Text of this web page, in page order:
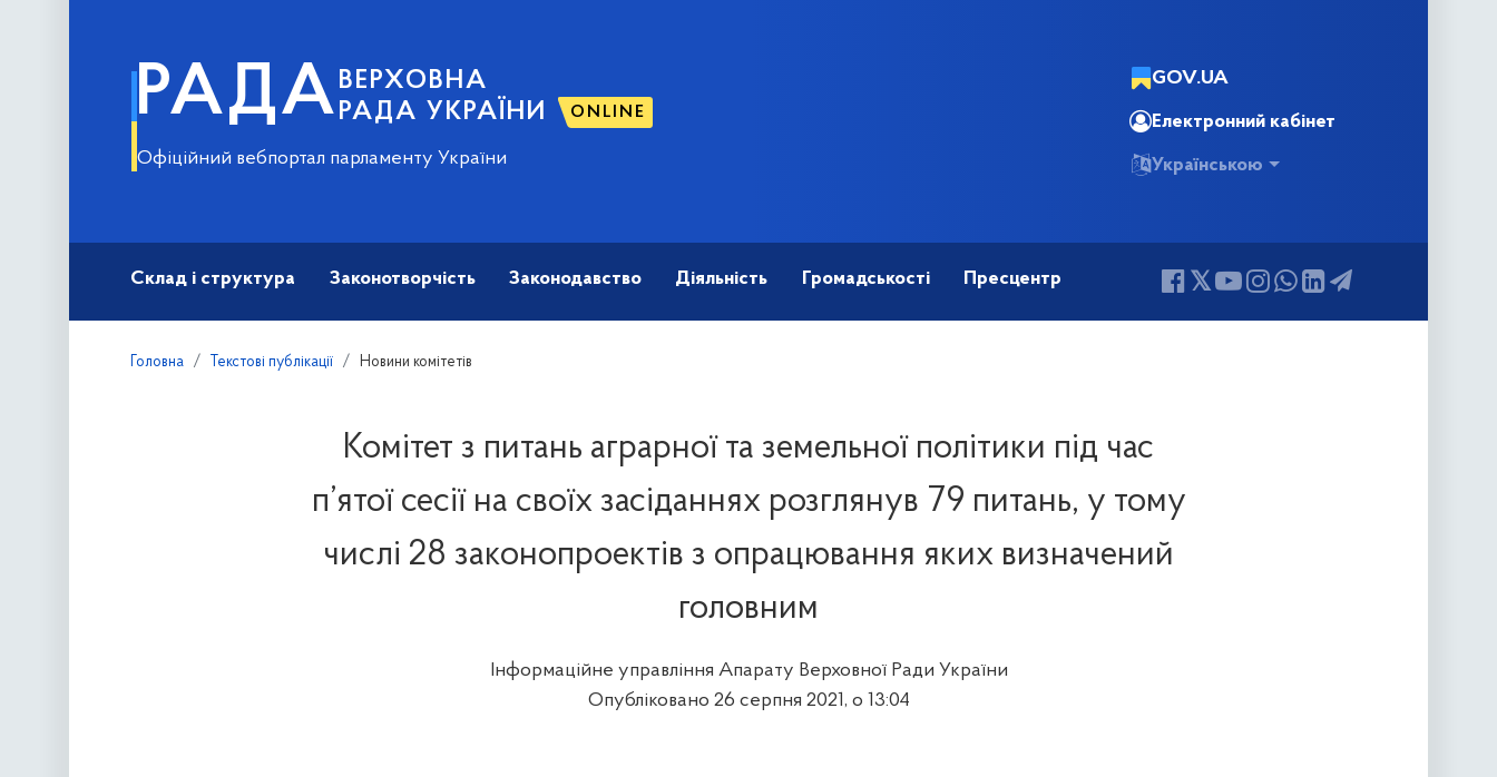
РАДА ВЕРХОВНА
РАДА УКРАЇНИ
ONLINE
Офіційний вебпортал парламенту України
GOV.UA
Електронний кабінет
Українською
Склад і структура Законотворчість Законодавство Діяльність Громадськості Пресцентр
Головна Текстові публікації Новини комітетів
Комітет з питань аграрної та земельної політики під час
п’ятої сесії на своїх засіданнях розглянув 79 питань, у тому
числі 28 законопроектів з опрацювання яких визначений
головним
Інформаційне управління Апарату Верховної Ради України
Опубліковано 26 серпня 2021, о 13:04